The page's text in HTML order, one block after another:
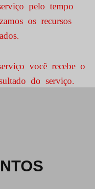
pelo tempo
os recursos
você recebe o
do serviço.